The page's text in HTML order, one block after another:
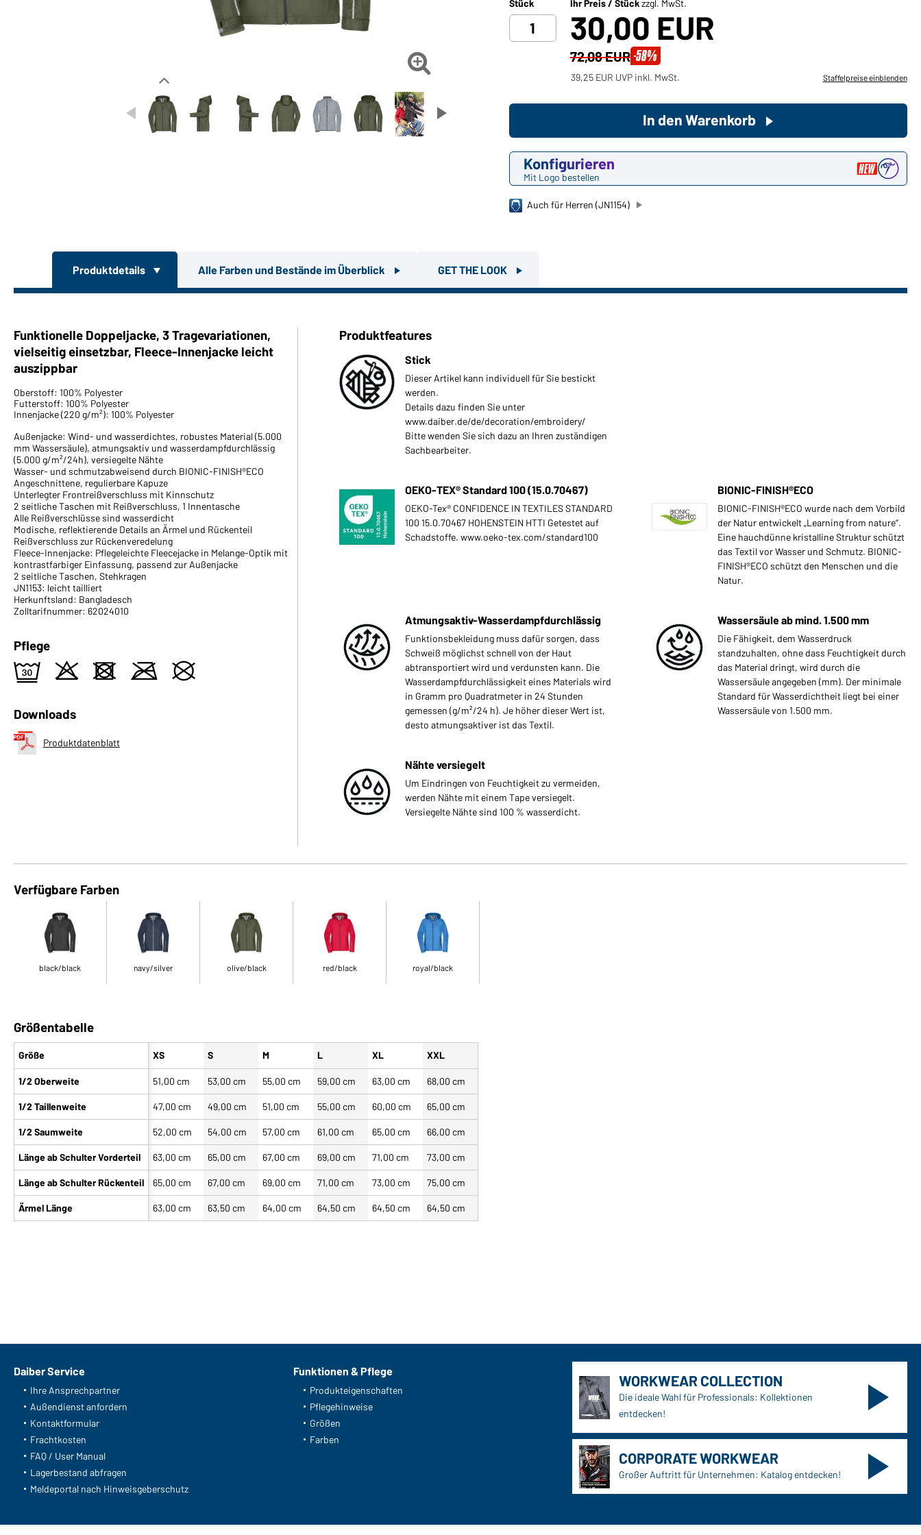
Sie möchten gerne für Ihren
Hier geht's zu unserem

Stück Ihr Preis / Stückzzgl. MwSt.
30,00 EUR
72,08 EUR -58%
39,25 EUR UVP inkl. MwSt. Staffelpreise einblenden
Konfigurieren
Mit Logo bestellen
In den Warenkorb
Auch für Herren (JN1154)
Produktdetails Alle Farben und Bestände im Überblick GET THE LOOK
Funktionelle Doppeljacke, 3 Tragevariationen,
vielseitig einsetzbar, Fleece-Innenjacke leicht
auszippbar
Oberstoff: 100% Polyester
Futterstoff: 100% Polyester
Innenjacke (220 g/m²): 100% Polyester
Außenjacke: Wind- und wasserdichtes, robustes Material (5.000
mm Wassersäule), atmungsaktiv und wasserdampfdurchlässig
(5.000 g/m²/24h), versiegelte Nähte
Wasser- und schmutzabweisend durch BIONIC-FINISH®ECO
Angeschnittene, regulierbare Kapuze
Unterlegter Frontreißverschluss mit Kinnschutz
2 seitliche Taschen mit Reißverschluss, 1 Innentasche
Alle Reißverschlüsse sind wasserdicht
Modische, reflektierende Details an Ärmel und Rückenteil
Reißverschluss zur Rückenveredelung
Fleece-Innenjacke: Pflegeleichte Fleecejacke in Melange-Optik mit
kontrastfarbiger Einfassung, passend zur Außenjacke
2 seitliche Taschen, Stehkragen
JN1153: leicht tailliert
Herkunftsland: Bangladesch
Zolltarifnummer: 62024010
Pflege
e o d m U
Downloads
Produktdatenblatt
Produktfeatures
Stick
Dieser Artikel kann individuell für Sie bestickt
werden.
Details dazu finden Sie unter
www.daiber.de/de/decoration/embroidery/
Bitte wenden Sie sich dazu an Ihren zuständigen
Sachbearbeiter.
OEKO-TEX® Standard 100 (15.0.70467)
OEKO-Tex® CONFIDENCE IN TEXTILES STANDARD
100 15.0.70467 HOHENSTEIN HTTI Getestet auf
Schadstoffe. www.oeko-tex.com/standard100
BIONIC-FINISH®ECO
BIONIC-FINISH®ECO wurde nach dem Vorbild
der Natur entwickelt „Learning from nature“.
Eine hauchdünne kristalline Struktur schützt
das Textil vor Wasser und Schmutz. BIONIC-
FINISH®ECO schützt den Menschen und die
Natur.
Atmungsaktiv-Wasserdampfdurchlässig
Funktionsbekleidung muss dafür sorgen, dass
Schweiß möglichst schnell von der Haut
abtransportiert wird und verdunsten kann. Die
Wasserdampfdurchlässigkeit eines Materials wird
in Gramm pro Quadratmeter in 24 Stunden
gemessen (g/m²/24 h). Je höher dieser Wert ist,
desto atmungsaktiver ist das Textil.
Wassersäule ab mind. 1.500 mm
Die Fähigkeit, dem Wasserdruck
standzuhalten, ohne dass Feuchtigkeit durch
das Material dringt, wird durch die
Wassersäule angegeben (mm). Der minimale
Standard für Wasserdichtheit liegt bei einer
Wassersäule von 1.500 mm.
Nähte versiegelt
Um Eindringen von Feuchtigkeit zu vermeiden,
werden Nähte mit einem Tape versiegelt.
Versiegelte Nähte sind 100 % wasserdicht.
Verfügbare Farben
black/black navy/silver olive/black red/black royal/black
Größentabelle
Größe
1/2 Oberweite
1/2 Taillenweite
1/2 Saumweite
Länge ab Schulter Vorderteil
Länge ab Schulter Rückenteil
Ärmel Länge
XS S M L XL XXL
51,00 cm 53,00 cm 55,00 cm 59,00 cm 63,00 cm 68,00 cm
47,00 cm 49,00 cm 51,00 cm 55,00 cm 60,00 cm 65,00 cm
52,00 cm 54,00 cm 57,00 cm 61,00 cm 65,00 cm 66,00 cm
63,00 cm 65,00 cm 67,00 cm 69,00 cm 71,00 cm 73,00 cm
65,00 cm 67,00 cm 69,00 cm 71,00 cm 73,00 cm 75,00 cm
63,00 cm 63,50 cm 64,00 cm 64,50 cm 64,50 cm 64,50 cm
Daiber Service
Ihre Ansprechpartner
Außendienst anfordern
Kontaktformular
Frachtkosten
FAQ / User Manual
Lagerbestand abfragen
Meldeportal nach Hinweisgeberschutz
Funktionen & Pflege
Produkteigenschaften
Pflegehinweise
Größen
Farben
WORKWEAR COLLECTION
Die ideale Wahl für Professionals: Kollektionen
entdecken!
CORPORATE WORKWEAR
Großer Auftritt für Unternehmen: Katalog entdecken!